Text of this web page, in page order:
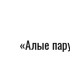
«Алые